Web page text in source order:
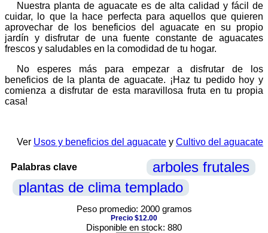
Nuestra planta de aguacate es de alta calidad y fácil de
cuidar, lo que la hace perfecta para aquellos que quieren
aprovechar de los beneficios del aguacate en su propio
jardín y disfrutar de una fuente constante de aguacates
frescos y saludables en la comodidad de tu hogar.
No esperes más para empezar a disfrutar de los
beneficios de la planta de aguacate. ¡Haz tu pedido hoy y
comienza a disfrutar de esta maravillosa fruta en tu propia
casa!
Ver Usos y beneficios del aguacate y Cultivo del aguacate
Palabras clave
arboles frutales
plantas de clima templado
Peso promedio: 2000 gramos
Precio $12.00
Disponible en stock: 880